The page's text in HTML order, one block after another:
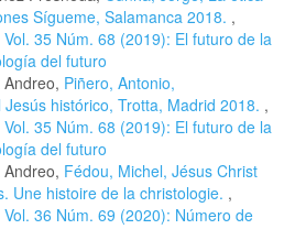
Sígueme, Salamanca 2018. ,
35 Núm. 68 (2019): El futuro de la
del futuro
Piñero, Antonio,
histórico, Trotta, Madrid 2018. ,
35 Núm. 68 (2019): El futuro de la
del futuro
Fédou, Michel, Jésus Christ
Une histoire de la christologie. ,
36 Núm. 69 (2020): Número de